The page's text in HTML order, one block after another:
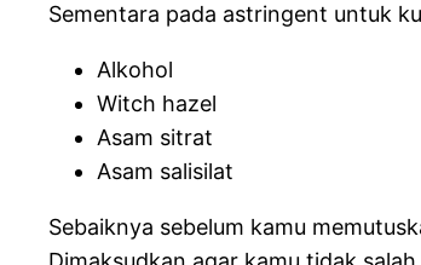
Sementara pada astringent untuk
Alkohol
Witch hazel
Asam sitrat
Asam salisilat
Sebaiknya sebelum kamu